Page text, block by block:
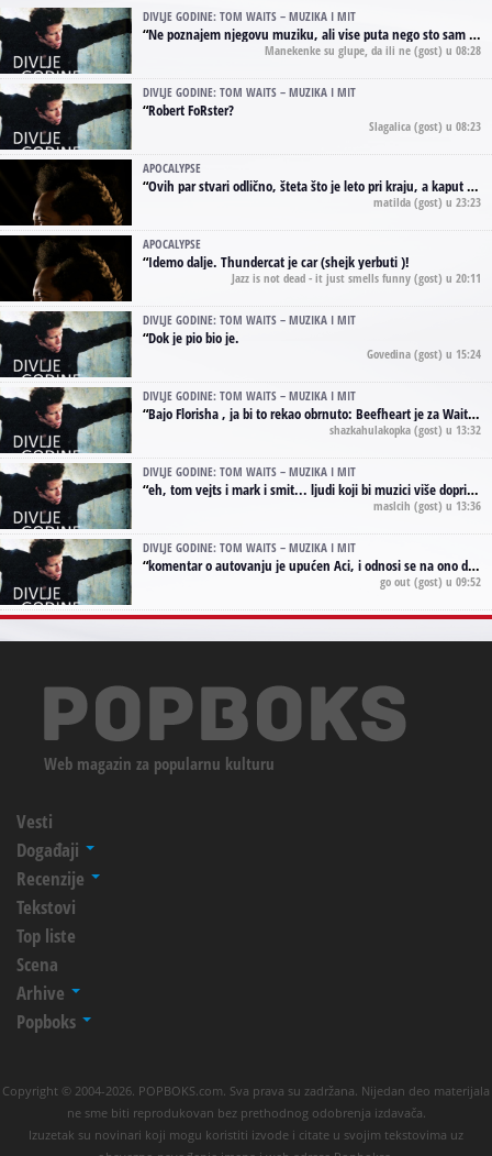
DIVLJE GODINE: TOM WAITS – MUZIKA I MIT
“Ne poznajem njegovu muziku, ali vise puta nego sto sam to zazeleo gledao sam njegove umjetnicke slike na raznim stranama interneta. Te stoga zakljucujem da je Tom Waits Lady Gaga muzike namrstenih, ma
Manekenke su glupe, da ili ne (gost) u 08:28
DIVLJE GODINE: TOM WAITS – MUZIKA I MIT
“Robert FoRster?
Slagalica (gost) u 08:23
APOCALYPSE
“Ovih par stvari odlično, šteta što je leto pri kraju, a kaput koji te vervoatno podseća na pirotski ćilim je iz tradicije Navaho indijanaca ;)
matilda (gost) u 23:23
APOCALYPSE
“Idemo dalje. Thundercat je car (shejk yerbuti )!
Jazz is not dead - it just smells funny (gost) u 20:11
DIVLJE GODINE: TOM WAITS – MUZIKA I MIT
“Dok je pio bio je.
Govedina (gost) u 15:24
DIVLJE GODINE: TOM WAITS – MUZIKA I MIT
“Bajo Florisha , ja bi to rekao obrnuto: Beefheart je za Waitsa, isto sto i Hendrix za Lenny Kravitza
shazkahulakopka (gost) u 13:32
DIVLJE GODINE: TOM WAITS – MUZIKA I MIT
“eh, tom vejts i mark i smit... ljudi koji bi muzici više doprineli da su radili kao vozači tramvaja u gsp-u.
maslcih (gost) u 13:36
DIVLJE GODINE: TOM WAITS – MUZIKA I MIT
“komentar o autovanju je upućen Aci, i odnosi se na ono drugo autovanje...'senzualnost Waitsa' ;)
go out (gost) u 09:52
Web magazin za popularnu kulturu
Vesti
Događaji
Recenzije
Tekstovi
Top liste
Scena
Arhive
Popboks
Copyright © 2004-2026. POPBOKS.com. Sva prava su zadržana. Nijedan deo materijala
ne sme biti reprodukovan bez prethodnog odobrenja izdavača.
Izuzetak su novinari koji mogu koristiti izvode i citate u svojim tekstovima uz